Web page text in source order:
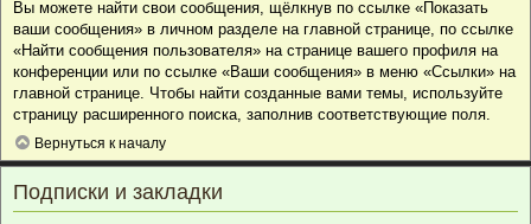
Вы можете найти свои сообщения, щёлкнув по ссылке «Показать
ваши сообщения» в личном разделе на главной странице, по ссылке
«Найти сообщения пользователя» на странице вашего профиля на
конференции или по ссылке «Ваши сообщения» в меню «Ссылки» на
главной странице. Чтобы найти созданные вами темы, используйте
страницу расширенного поиска, заполнив соответствующие поля.
Вернуться к началу
Подписки и закладки